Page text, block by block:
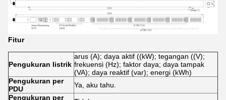
Fitur
Pengukuran listrik
arus (A); daya aktif ((kW); tegangan ((V);
frekuensi (Hz); faktor daya; daya tampak
(VA); daya reaktif (var); energi (kWh)
Pengukuran per
PDU
Ya, aku tahu.
Pengukuran per